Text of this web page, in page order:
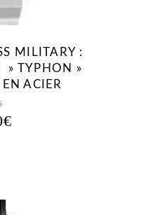
MILITARY :
» TYPHON »
ACIER
€